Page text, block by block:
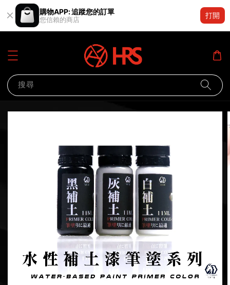
購物APP: 追蹤您的訂單
您信賴的商店
打開
搜尋